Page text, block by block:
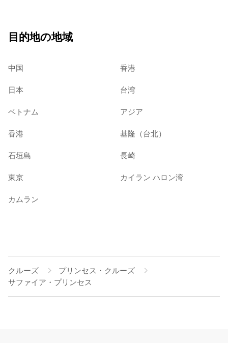
目的地の地域
中国 香港
日本 台湾
ベトナム アジア
香港 基隆（台北）
石垣島 長崎
東京 カイラン ハロン湾
カムラン
クルーズ
プリンセス・クルーズ
サファイア・プリンセス